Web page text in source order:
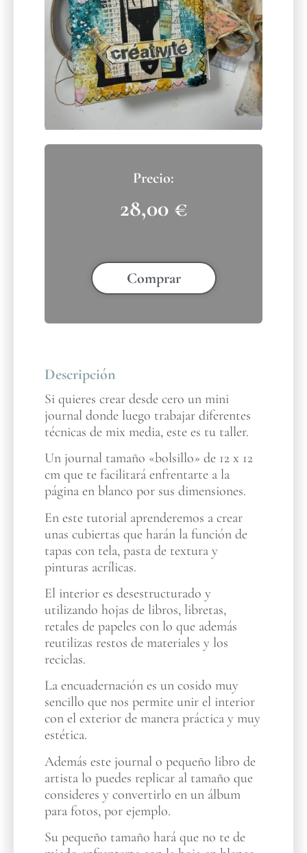
28,00 €
Comprar
Descripción
Si quieres crear desde cero un mini
journal donde luego trabajar diferentes
técnicas de mix media, este es tu taller.
Un journal tamaño «bolsillo» de 12 x 12
cm que te facilitará enfrentarte a la
página en blanco por sus dimensiones.
En este tutorial aprenderemos a crear
unas cubiertas que harán la función de
tapas con tela, pasta de textura y
pinturas acrílicas.
El interior es desestructurado y
utilizando hojas de libros, libretas,
retales de papeles con lo que además
reutilizas restos de materiales y los
reciclas.
La encuadernación es un cosido muy
sencillo que nos permite unir el interior
con el exterior de manera práctica y muy
estética.
Además este journal o pequeño libro de
artista lo puedes replicar al tamaño que
consideres y convertirlo en un álbum
para fotos, por ejemplo.
Su pequeño tamaño hará que no te de